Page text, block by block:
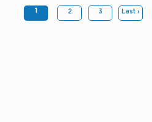
1 2 3 Last ›